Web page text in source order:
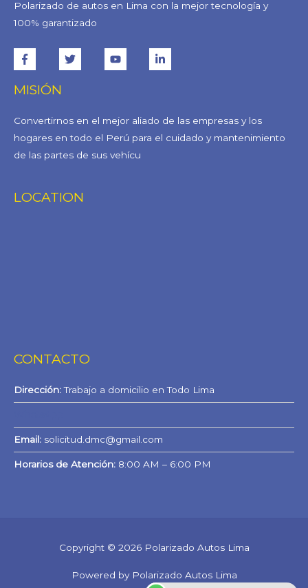
Polarizado de autos en Lima con la mejor tecnología y
100% garantizado
MISIÓN
Convertirnos en el mejor aliado de las empresas y los
hogares en todo el Perú para el cuidado y mantenimiento
de las partes de sus vehícu
LOCATION
CONTACTO
Dirección:Trabajo a domicilio en Todo Lima
Email: solicitud.dmc@gmail.com
Horarios de Atención: 8:00 AM – 6:00 PM
Copyright © 2026 Polarizado Autos Lima
Powered by Polarizado Autos Lima